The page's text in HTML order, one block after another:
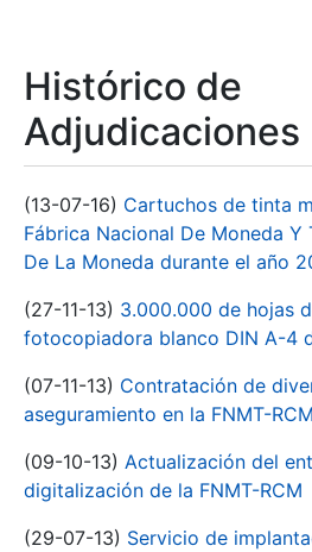
Histórico de
Adjudicaciones
(13-07-16) Cartuchos de tinta
Fábrica Nacional De Moneda Y
De La Moneda durante el año
(27-11-13) 3.000.000 de hojas
fotocopiadora blanco DIN A-4
(07-11-13) Contratación de
aseguramiento en la FNMT-RCM
(09-10-13) Actualización del
digitalización de la FNMT-RCM
(29-07-13) Servicio de